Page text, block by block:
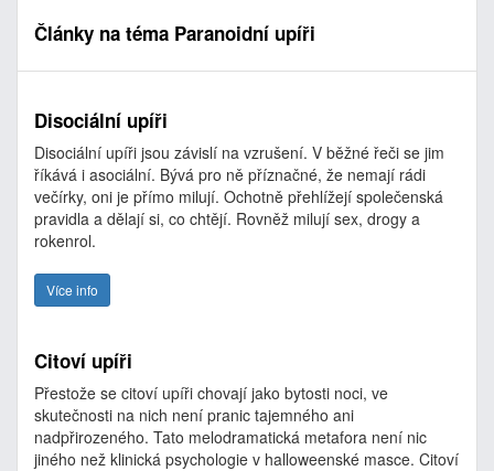
Články na téma Paranoidní upíři
Disociální upíři
Disociální upíři jsou závislí na vzrušení. V běžné řeči se jim
říkává i asociální. Bývá pro ně příznačné, že nemají rádi
večírky, oni je přímo milují. Ochotně přehlížejí společenská
pravidla a dělají si, co chtějí. Rovněž milují sex, drogy a
rokenrol.
Více info
Citoví upíři
Přestože se citoví upíři chovají jako bytosti noci, ve
skutečnosti na nich není pranic tajemného ani
nadpřirozeného. Tato melodramatická metafora není nic
jiného než klinická psychologie v halloweenské masce. Citoví